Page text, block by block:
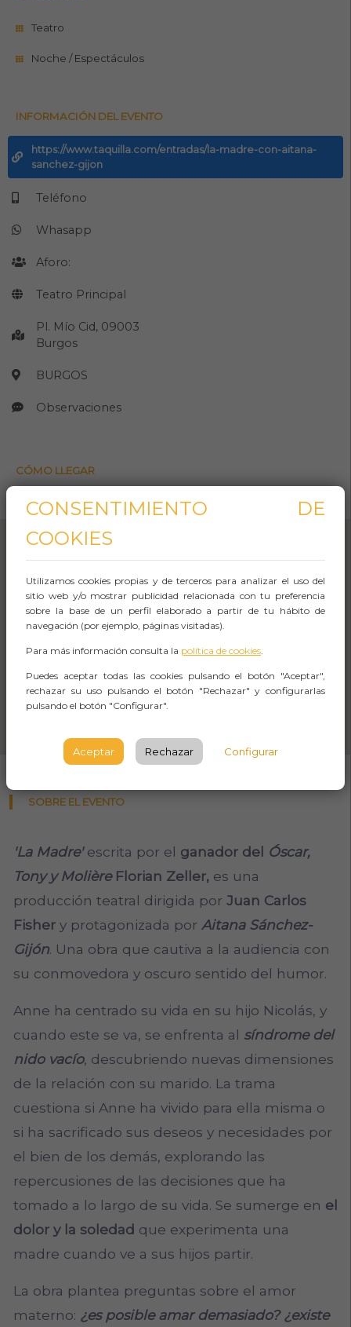
SOBRE EL EVENTO
'La Madre'escrita por el ganador del Óscar,
Tony y Molière Florian Zeller,es una
producción teatral dirigida por Juan Carlos
Fishery protagonizada por Aitana Sánchez-
Gijón. Una obra que cautiva a la audiencia con
su conmovedora y oscuro sentido del humor.
Anne ha centrado su vida en su hijo Nicolás, y
cuando este se va, se enfrenta al síndrome del
nido vacío, descubriendo nuevas dimensiones
de la relación con su marido. La trama
cuestiona si Anne ha vivido para ella misma o
si ha sacrificado sus deseos y necesidades por
el bien de los demás, explorando las
repercusiones de las decisiones que ha
tomado a lo largo de su vida. Se sumerge en el
dolor y la soledad que experimenta una
madre cuando ve a sus hijos partir.
La obra plantea preguntas sobre el amor
materno: ¿es posible amar demasiado? ¿existe
Teatro
Noche / Espectáculos
INFORMACIÓN DEL EVENTO
https://www.taquilla.com/entradas/la-madre-con-aitana-
sanchez-gijon
Teléfono
Whasapp
Aforo:
Teatro Principal
Pl. Mío Cid, 09003
Burgos
BURGOS
Observaciones
CÓMO LLEGAR
Abrir Navegación
CONSENTIMIENTO DE
COOKIES
Utilizamos cookies propias y de terceros para analizar el uso del
sitio web y/o mostrar publicidad relacionada con tu preferencia
sobre la base de un perfil elaborado a partir de tu hábito de
navegación (por ejemplo, páginas visitadas).
Para más información consulta la política de cookies.
Puedes aceptar todas las cookies pulsando el botón "Aceptar",
rechazar su uso pulsando el botón "Rechazar" y configurarlas
pulsando el botón "Configurar".
Aceptar Rechazar Configurar